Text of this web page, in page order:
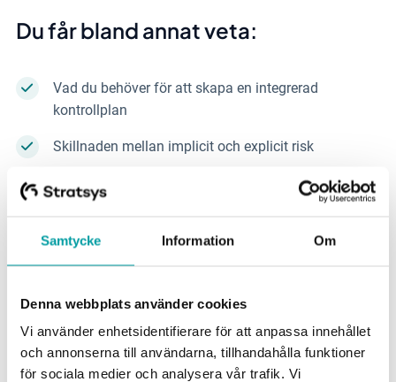
Samtycke Information Om
Denna webbplats använder cookies
Vi använder enhetsidentifierare för att anpassa innehållet
och annonserna till användarna, tillhandahålla funktioner
för sociala medier och analysera vår trafik. Vi
Du får bland annat veta:
Vad du behöver för att skapa en integrerad
kontrollplan
Skillnaden mellan implicit och explicit risk
Hur du kartlägger organisationens kontrollbehov